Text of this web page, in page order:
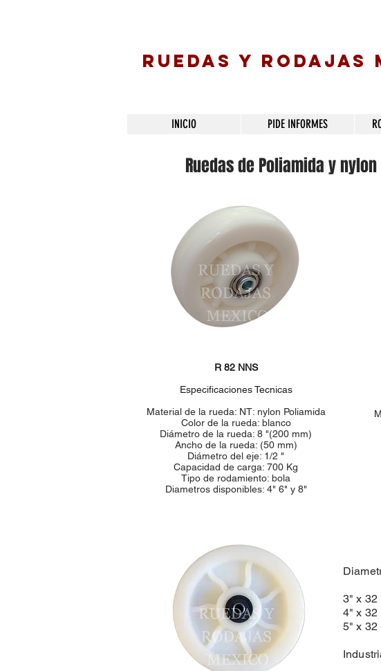
RUEDAS Y RODAJAS
INICIO PIDE INFORMES
Ruedas de Poliamida y
R 82 NNS
Especificaciones Tecnicas
Material de la rueda: NT: nylon Poliamida
Color de la rueda: blanco
Diámetro de la rueda: 8 "(200 mm)
Ancho de la rueda: (50 mm)
Diámetro del eje: 1/2 "
Capacidad de carga: 700 Kg
Tipo de rodamiento: bola
Diametros disponibles: 4" 6" y 8"
3" x 32
4" x 32
5" x 32